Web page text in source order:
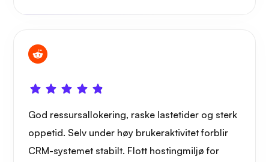
God ressursallokering, raske lastetider og sterk
oppetid. Selv under høy brukeraktivitet forblir
CRM-systemet stabilt. Flott hostingmiljø for